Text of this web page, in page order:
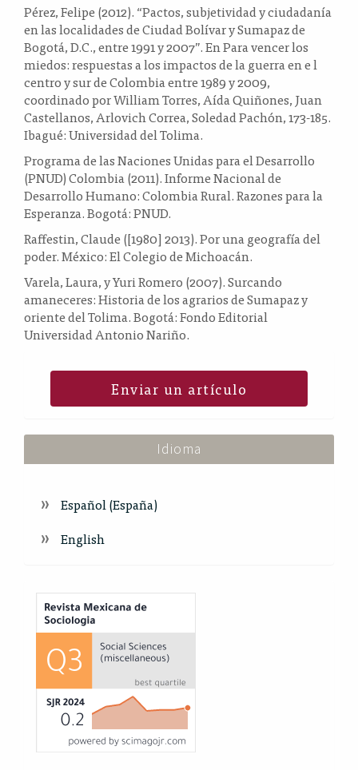
Pérez, Felipe (2012). “Pactos, subjetividad y ciudadanía
en las localidades de Ciudad Bolívar y Sumapaz de
Bogotá, D.C., entre 1991 y 2007”. En Para vencer los
miedos: respuestas a los impactos de la guerra en e l
centro y sur de Colombia entre 1989 y 2009,
coordinado por William Torres, Aída Quiñones, Juan
Castellanos, Arlovich Correa, Soledad Pachón, 173-185.
Ibagué: Universidad del Tolima.
Programa de las Naciones Unidas para el Desarrollo
(PNUD) Colombia (2011). Informe Nacional de
Desarrollo Humano: Colombia Rural. Razones para la
Esperanza. Bogotá: PNUD.
Raffestin, Claude ([1980] 2013). Por una geografía del
poder. México: El Colegio de Michoacán.
Varela, Laura, y Yuri Romero (2007). Surcando
amaneceres: Historia de los agrarios de Sumapaz y
oriente del Tolima. Bogotá: Fondo Editorial
Universidad Antonio Nariño.
Enviar un artículo
Idioma
Español (España)
English
Index